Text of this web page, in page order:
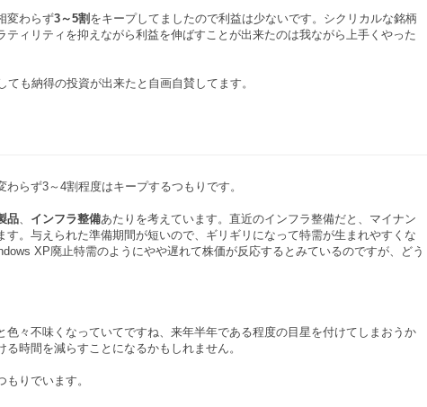
変わらず3～5割 をキープしてましたので利益は少ないです。シクリカルな銘柄
ティリティを抑えながら利益を伸ばすことが出来たのは我ながら上手くやった
も納得の投資が出来たと自画自賛してます。
らず3～4割程度はキープするつもりです。
品、 インフラ整備あたりを考えています。直近のインフラ整備だと、マイナン
す。与えられた準備期間が短いので、ギリギリになって特需が生まれやすくな
XP廃止特需のようにやや遅れて株価が反応するとみているのですが、どう
色々不味くなっていてですね、来年半年である程度の目星を付けてしまおうか
る時間を減らすことになるかもしれません。
りでいます。